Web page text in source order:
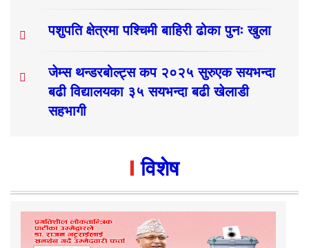
पशुपति क्षेत्रमा पश्चिमी बाहिरी ढोका पुनः खुला
जेम्स थन्डरबोल्ट्स कप २०२५ सुरुएक सयभन्दा
बढी विद्यालयका ३५ सयभन्दा बढी खेलाडी
सहभागी
विशेष